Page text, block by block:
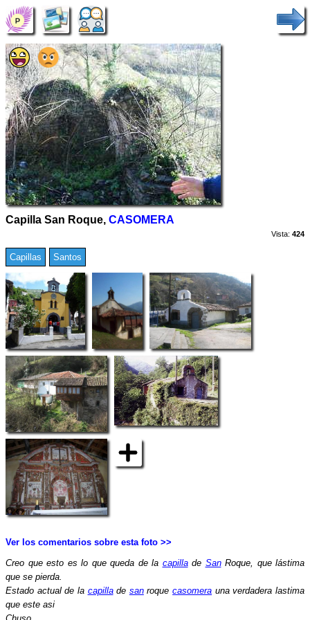
Capilla San Roque, CASOMERA
Vista: 424
Capillas Santos
Ver los comentarios sobre esta foto >>
Creo que esto es lo que queda de la capillade SanRoque, que lástima
que se pierda.
Estado actual de la capillade sanroquecasomera una verdadera lastima
que este asi